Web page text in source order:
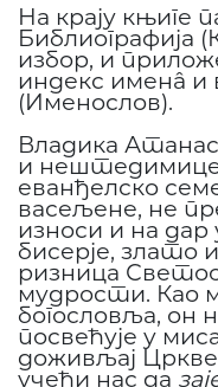
На крају књиге
Библиографија
избор, и
индекс именâ и
(Именослов).
Владика
и нештедимице
еванђелско
васељене, не
износи и на
бисерје, злато
ризница
мудрости. Као
богословља, он
посвећује у
доживљај
учећи нас да